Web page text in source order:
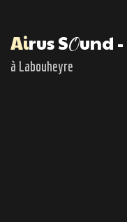
Airus SOund -
à Labouheyre